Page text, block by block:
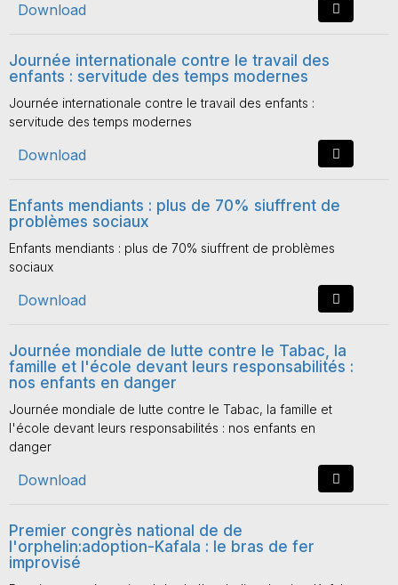
Download
Journée internationale contre le travail des
enfants : servitude des temps modernes
Journée internationale contre le travail des enfants :
servitude des temps modernes
Download
Enfants mendiants : plus de 70% siuffrent de
problèmes sociaux
Enfants mendiants : plus de 70% siuffrent de problèmes
sociaux
Download
Journée mondiale de lutte contre le Tabac, la
famille et l'école devant leurs responsabilités :
nos enfants en danger
Journée mondiale de lutte contre le Tabac, la famille et
l'école devant leurs responsabilités : nos enfants en
danger
Download
Premier congrès national de de
l'orphelin:adoption-Kafala : le bras de fer
improvisé